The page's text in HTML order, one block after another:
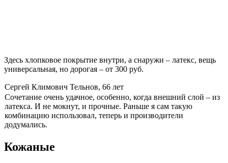
Здесь хлопковое покрытие внутри, а снаружи – латекс, вещь
универсальная, но дорогая – от 300 руб.
Сергей Климович Тельнов, 66 лет
Сочетание очень удачное, особенно, когда внешний слой – из
латекса. И не мокнут, и прочные. Раньше я сам такую
комбинацию использовал, теперь и производители
додумались.
Кожаные